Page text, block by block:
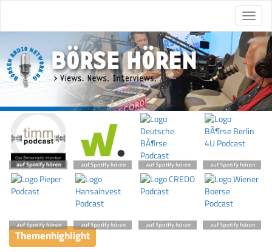
Themenhighlight